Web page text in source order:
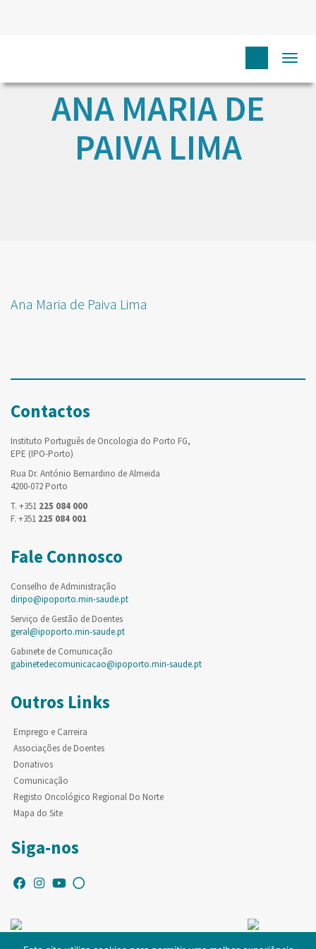
ANA MARIA DE
PAIVA LIMA
Ana Maria de Paiva Lima
Contactos
Instituto Português de Oncologia do Porto FG,
EPE (IPO-Porto)
Rua Dr. António Bernardino de Almeida
4200-072 Porto
T. +351 225 084 000
F. +351 225 084 001
Fale Connosco
Conselho de Administração
diripo@ipoporto.min-saude.pt
Serviço de Gestão de Doentes
geral@ipoporto.min-saude.pt
Gabinete de Comunicação
gabinetedecomunicacao@ipoporto.min-saude.pt
Outros Links
Emprego e Carreira
Associações de Doentes
Donativos
Comunicação
Registo Oncológico Regional Do Norte
Mapa do Site
Siga-nos